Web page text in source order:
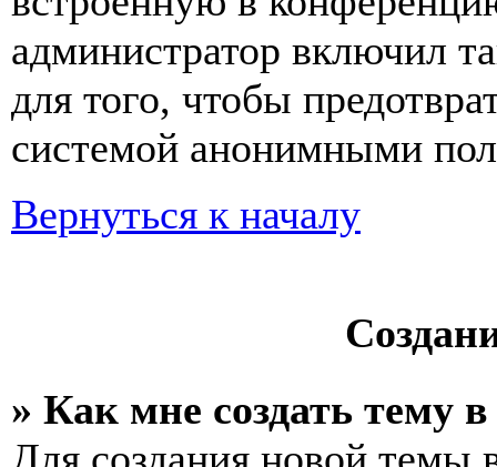
администратор включил
для того, чтобы
системой анонимными
Вернуться к началу
» Как мне создать тему